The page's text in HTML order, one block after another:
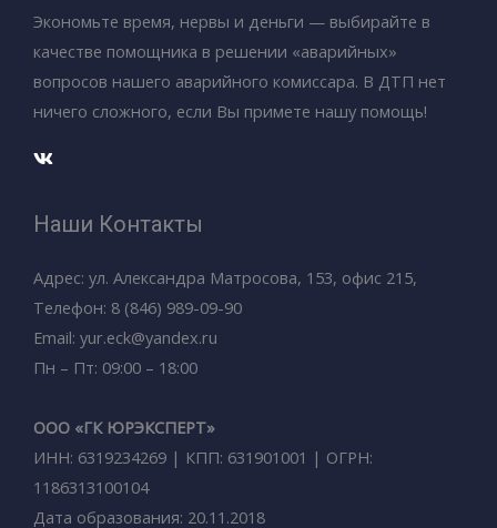
Экономьте время, нервы и деньги — выбирайте в
качестве помощника в решении «аварийных»
вопросов нашего аварийного комиссара. В ДТП нет
ничего сложного, если Вы примете нашу помощь!
Наши Контакты
Адрес: ул. Александра Матросова, 153, офис 215,
Телефон: 8 (846) 989-09-90
Email: yur.eck@yandex.ru
Пн – Пт: 09:00 – 18:00
ООО «ГК ЮРЭКСПЕРТ»
ИНН: 6319234269 | КПП: 631901001 | ОГРН:
1186313100104
Дата образования: 20.11.2018